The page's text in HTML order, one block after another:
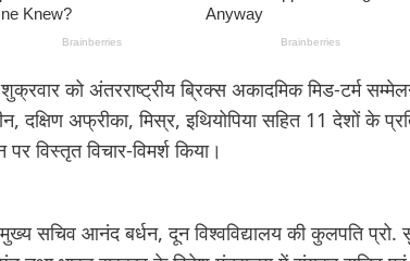
शुक्रवार को अंतरराष्ट्रीय ब्रिक्स अकादमिक मिड-टर्म
दक्षिण अफ्रीका, मिस्र, इथियोपिया सहित 11 देशों के
विस्तृत विचार-विमर्श किया।
सचिव आनंद बर्धन, दून विश्वविद्यालय की कुलपति प्रो.